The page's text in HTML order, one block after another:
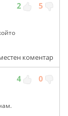
2 5
коментар
4 0